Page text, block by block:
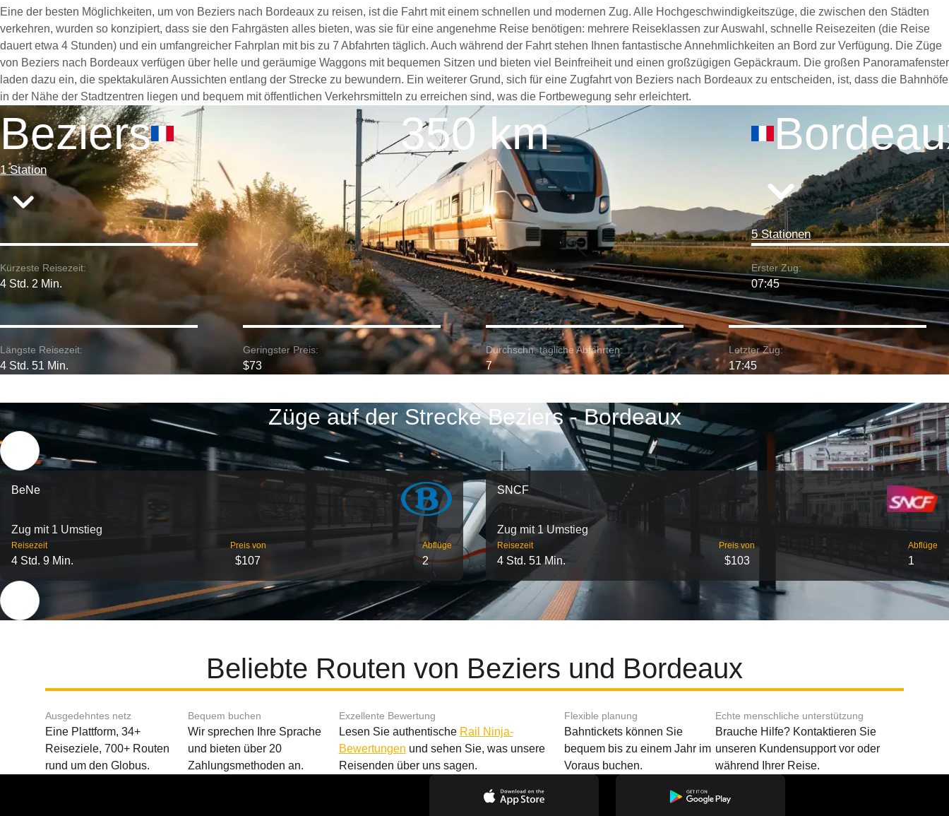
Eine der besten Möglichkeiten, um von Beziers nach Bordeaux zu reisen, ist die Fahrt mit einem schnellen und modernen Zug. Alle Hochgeschwindigkeitszüge, die zwischen den Städten
verkehren, wurden so konzipiert, dass sie den Fahrgästen alles bieten, was sie für eine angenehme Reise benötigen: mehrere Reiseklassen zur Auswahl, schnelle Reisezeiten (die Reise
dauert etwa 4 Stunden) und ein umfangreicher Fahrplan mit bis zu 7 Abfahrten täglich. Auch während der Fahrt stehen Ihnen fantastische Annehmlichkeiten an Bord zur Verfügung. Die Züge
von Beziers nach Bordeaux verfügen über helle und geräumige Waggons mit bequemen Sitzen und bieten viel Beinfreiheit und einen großzügigen Gepäckraum. Die großen Panoramafenster
laden dazu ein, die spektakulären Aussichten entlang der Strecke zu bewundern. Ein weiterer Grund, sich für eine Zugfahrt von Beziers nach Bordeaux zu entscheiden, ist, dass die Bahnhöfe
in der Nähe der Stadtzentren liegen und bequem mit öffentlichen Verkehrsmitteln zu erreichen sind, was die Fortbewegung sehr erleichtert.
Beziers
1 Station
350 km
5 Stationen
Kürzeste Reisezeit:
4 Std. 2 Min.
Erster Zug:
07:45
Längste Reisezeit:
4 Std. 51 Min.
Geringster Preis:
$73
Durchschn. tägliche Abfahrten:
7
Letzter Zug:
17:45
Züge auf der Strecke Beziers - Bordeaux
BeNe
Zug mit 1 Umstieg
Reisezeit
4 Std. 9 Min.
Preis von
$107
Abflüge
2
SNCF
Zug mit 1 Umstieg
Reisezeit
4 Std. 51 Min.
Preis von
$103
Abflüge
1
Beliebte Routen von Beziers und Bordeaux
Ausgedehntes netz
Eine Plattform, 34+
Reiseziele, 700+ Routen
rund um den Globus.
Bequem buchen
Wir sprechen Ihre Sprache
und bieten über 20
Zahlungsmethoden an.
Exzellente Bewertung
Lesen Sie authentische Rail Ninja-
Bewertungen und sehen Sie, was unsere
Reisenden über uns sagen.
Flexible planung
Bahntickets können Sie
bequem bis zu einem Jahr im
Voraus buchen.
Echte menschliche unterstützung
Brauche Hilfe? Kontaktieren Sie
unseren Kundensupport vor oder
während Ihrer Reise.